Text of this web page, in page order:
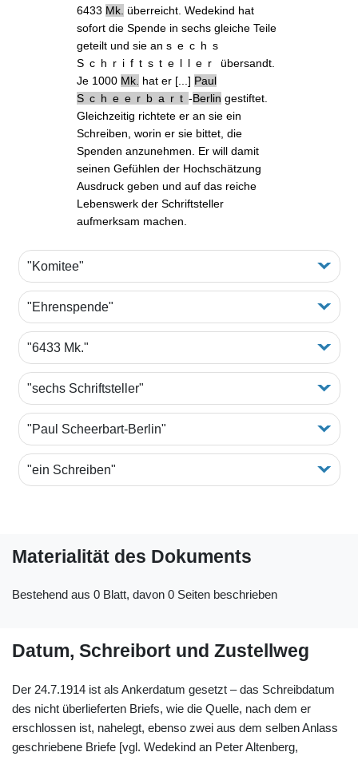
6433 Mk. überreicht. Wedekind hat
sofort die Spende in sechs gleiche Teile
geteilt und sie ansechs
Schriftsteller
übersandt.
Je 1000 Mk. hat er [...] Paul
Scheerbart-Berlin gestiftet.
Gleichzeitig richtete er an sieein
Schreiben , worin er sie bittet, die
Spenden anzunehmen. Er will damit
seinen Gefühlen der Hochschätzung
Ausdruck geben und auf das reiche
Lebenswerk der Schriftsteller
aufmerksam machen.
"Komitee"
"Ehrenspende"
"6433 Mk."
"sechs Schriftsteller"
"Paul Scheerbart-Berlin"
"ein Schreiben"
Materialität des Dokuments
Bestehend aus 0 Blatt, davon 0 Seiten beschrieben
Datum, Schreibort und Zustellweg
Der 24.7.1914 ist als Ankerdatum gesetzt – das Schreibdatum
des nicht überlieferten Briefs, wie die Quelle, nach dem er
erschlossen ist, nahelegt, ebenso zwei aus dem selben Anlass
geschriebene Briefe [vgl. Wedekind an Peter Altenberg,